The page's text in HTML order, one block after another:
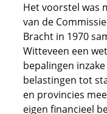
Het voorstel was
van de
Bracht in 1970
Witteveen een
bepalingen
belastingen tot
en provincies
eigen financieel